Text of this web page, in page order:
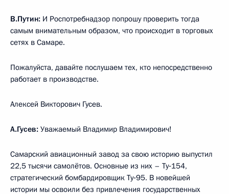
В.Путин: И Роспотребнадзор попрошу проверить тогда
самым внимательным образом, что происходит в торговых
сетях в Самаре.
Пожалуйста, давайте послушаем тех, кто непосредственно
работает в производстве.
Алексей Викторович Гусев.
А.Гусев: Уважаемый Владимир Владимирович!
Самарский авиационный завод за свою историю выпустил
22,5 тысячи самолётов. Основные из них – Ту‑154,
стратегический бомбардировщик Ту‑95. В новейшей
истории мы освоили без привлечения государственных